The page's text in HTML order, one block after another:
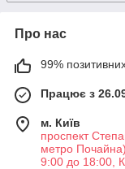
Про нас
99% позитивних
Працює з
м. Київ
проспект
метро
9:00 до 18:00,